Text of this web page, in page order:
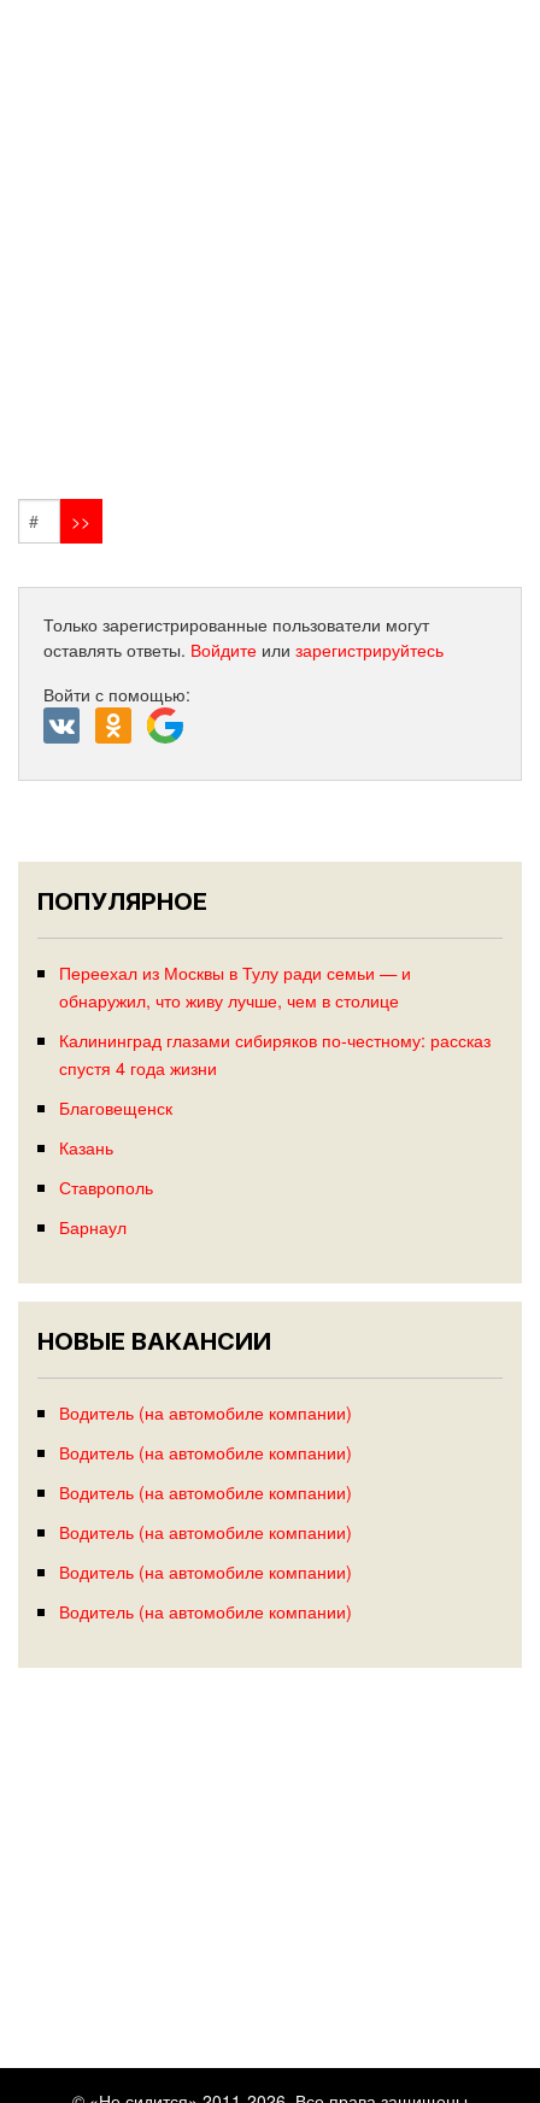
Только зарегистрированные пользователи могут
оставлять ответы. Войдите или зарегистрируйтесь
Войти с помощью:
ПОПУЛЯРНОЕ
Переехал из Москвы в Тулу ради семьи — и
обнаружил, что живу лучше, чем в столице
Калининград глазами сибиряков по-честному: рассказ
спустя 4 года жизни
Благовещенск
Казань
Ставрополь
Барнаул
НОВЫЕ ВАКАНСИИ
Водитель (на автомобиле компании)
Водитель (на автомобиле компании)
Водитель (на автомобиле компании)
Водитель (на автомобиле компании)
Водитель (на автомобиле компании)
Водитель (на автомобиле компании)